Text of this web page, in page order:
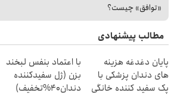
«توافق» چیست؟
مطالب پیشنهادی
پایان دغدغه هزینه
های دندان پزشکی با
پک سفید کننده خانگی
با اعتماد بنفس لبخند
بزن (ژل سفیدکننده
دندان40%تخفیف)